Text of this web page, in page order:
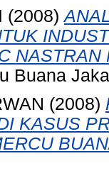
(2008)
NASTRAN
Buana
(2008)
KASUS